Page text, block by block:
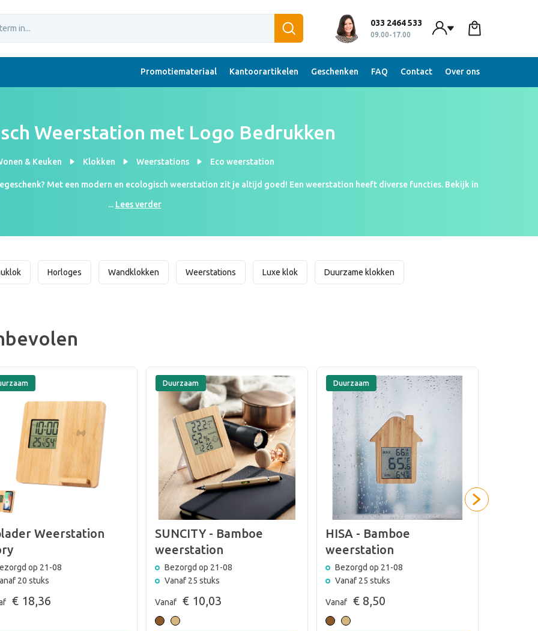
033 2464 533
09.00-17.00
Promotiemateriaal Kantoorartikelen Geschenken FAQ Contact Over ons
Weerstation met Logo Bedrukken
& Keuken Klokken Weerstations Eco weerstation
Met een modern en ecologisch weerstation zit je altijd goed! Een weerstation heeft diverse functies. Bekijk in
een trui of een T-shirt moet dragen als je naar buiten gaat. Dit praktische geschenk staat met zijn ecologische look hip
geschenk zien dat jouw bedrijf zich inzet voor een beter en schoner milieu. Ben je benieuwd hoe jouw bedrukte
... Lees verder
Horloges Wandklokken Weerstations Luxe klok Duurzame klokken
Weerstation
op 21-08
20 stuks
€ 18,36
Duurzaam
SUNCITY - Bamboe
weerstation
Bezorgd op 21-08
Vanaf 25 stuks
Vanaf € 10,03
Duurzaam
HISA - Bamboe
weerstation
Bezorgd op 21-08
Vanaf 25 stuks
Vanaf € 8,50